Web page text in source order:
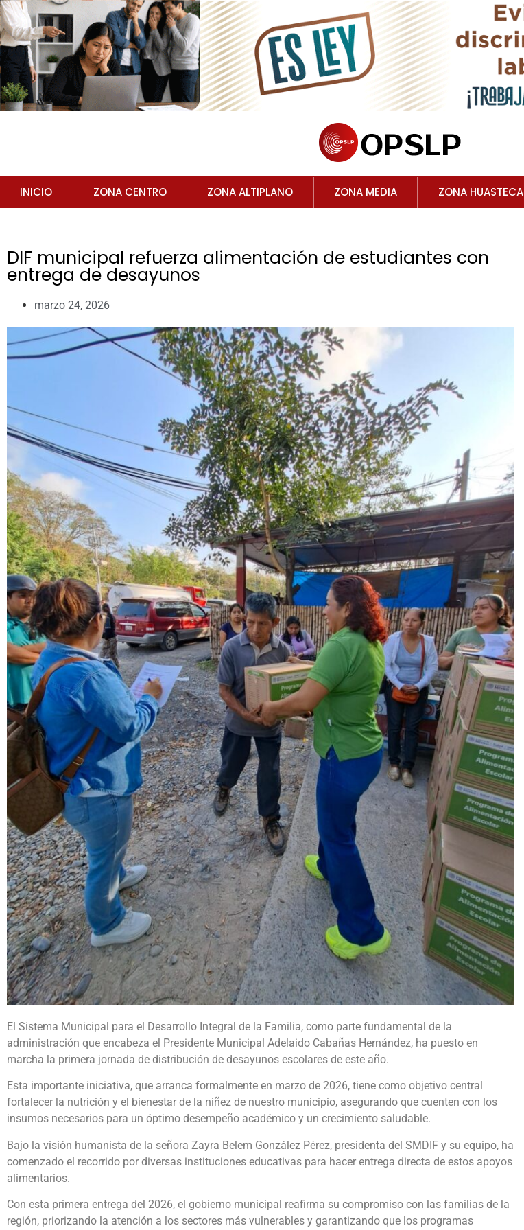
INICIO ZONA CENTRO ZONA ALTIPLANO ZONA MEDIA ZONA HUASTECA
DIF municipal refuerza alimentación de estudiantes con
entrega de desayunos
marzo 24, 2026
El Sistema Municipal para el Desarrollo Integral de la Familia, como parte fundamental de la
administración que encabeza el Presidente Municipal Adelaido Cabañas Hernández, ha puesto en
marcha la primera jornada de distribución de desayunos escolares de este año.
Esta importante iniciativa, que arranca formalmente en marzo de 2026, tiene como objetivo central
fortalecer la nutrición y el bienestar de la niñez de nuestro municipio, asegurando que cuenten con los
insumos necesarios para un óptimo desempeño académico y un crecimiento saludable.
Bajo la visión humanista de la señora Zayra Belem González Pérez, presidenta del SMDIF y su equipo, ha
comenzado el recorrido por diversas instituciones educativas para hacer entrega directa de estos apoyos
alimentarios.
Con esta primera entrega del 2026, el gobierno municipal reafirma su compromiso con las familias de la
región, priorizando la atención a los sectores más vulnerables y garantizando que los programas